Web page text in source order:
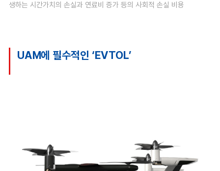
생하는 시간가치의 손실과 연료비 증가 등의 사회적 손실 비용
UAM에 필수적인 ‘EVTOL’